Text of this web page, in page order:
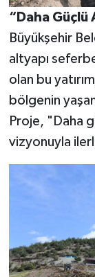
“Daha Güçlü
Büyükşehir
altyapı
olan bu
bölgenin
Proje, "Daha
vizyonuyla